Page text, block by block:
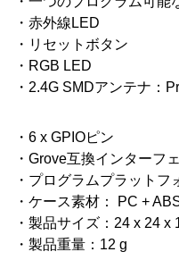
・赤外線LED
・リセットボタン
・RGB LED
・2.4G SMDアンテナ：
・6 x GPIOピン
・Grove互換インターフ
・プログラムプラット
・ケース素材： PC +
・製品サイズ：24 x 24 x
・製品重量：12 g